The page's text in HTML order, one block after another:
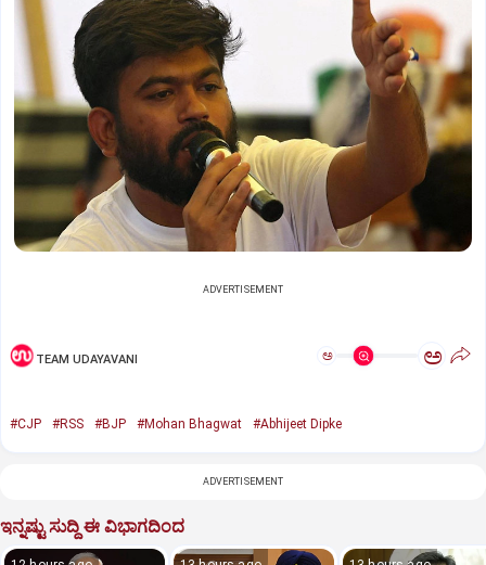
ADVERTISEMENT
TEAM UDAYAVANI ಅ ಅ
#CJP #RSS #BJP #Mohan Bhagwat #Abhijeet Dipke
ADVERTISEMENT
ಇನ್ನಷ್ಟು ಸುದ್ದಿ ಈ ವಿಭಾಗದಿಂದ